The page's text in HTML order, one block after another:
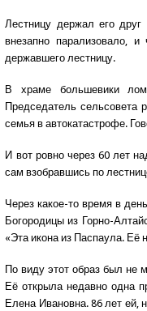
Лестницу держал его
внезапно парализовало,
державшего лестницу.
В храме большевики
Председатель сельсовета
семья в автокатастрофе.
И вот ровно через 60 лет
сам взобравшись по
Через какое-то время в
Богородицы из Горно-
«Эта икона из Паспаула. Её
По виду этот образ был не
Её открыла недавно одна
Елена Ивановна. 86 лет ей,